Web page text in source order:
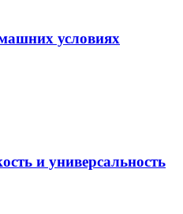
условиях
и универсальность